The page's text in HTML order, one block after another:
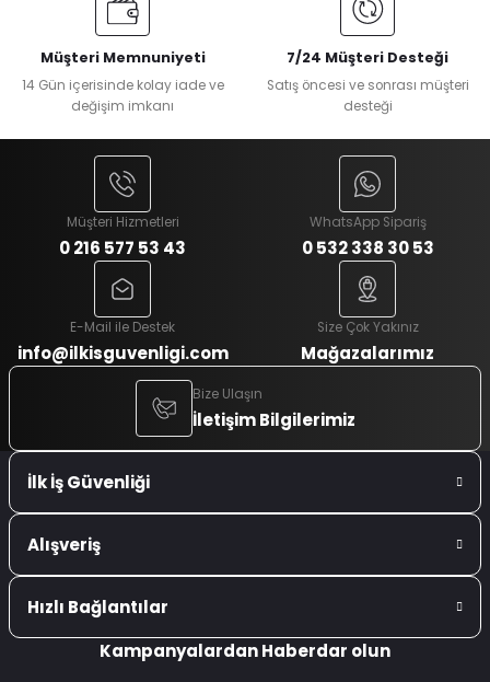
Müşteri Memnuniyeti
14 Gün içerisinde kolay iade ve
değişim imkanı
7/24 Müşteri Desteği
Satış öncesi ve sonrası müşteri
desteği
Müşteri Hizmetleri
0 216 577 53 43
WhatsApp Sipariş
0 532 338 30 53
E-Mail ile Destek
info@ilkisguvenligi.com
Size Çok Yakınız
Mağazalarımız
Bize Ulaşın
İletişim Bilgilerimiz
İlk İş Güvenliği
Alışveriş
Hızlı Bağlantılar
Kampanyalardan Haberdar olun